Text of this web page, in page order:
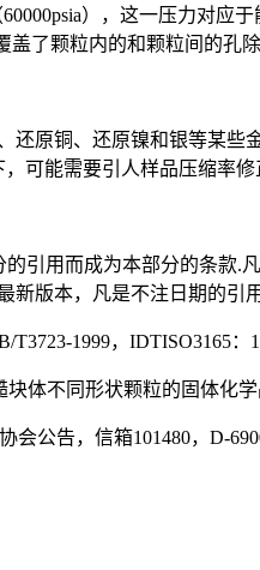
），这一压力对
盖了颗粒内的和颗粒间的孔
还原铜、还原镍和银等某
可能需要引人样品压缩率
的引用而成为本部分的条款
新版本，凡是不注日期的引
1999，IDTISO3165：
块体不同形状颗粒的固体化学
会公告，信箱101480，D-